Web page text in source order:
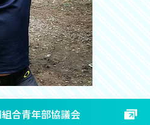
合青年部協議会